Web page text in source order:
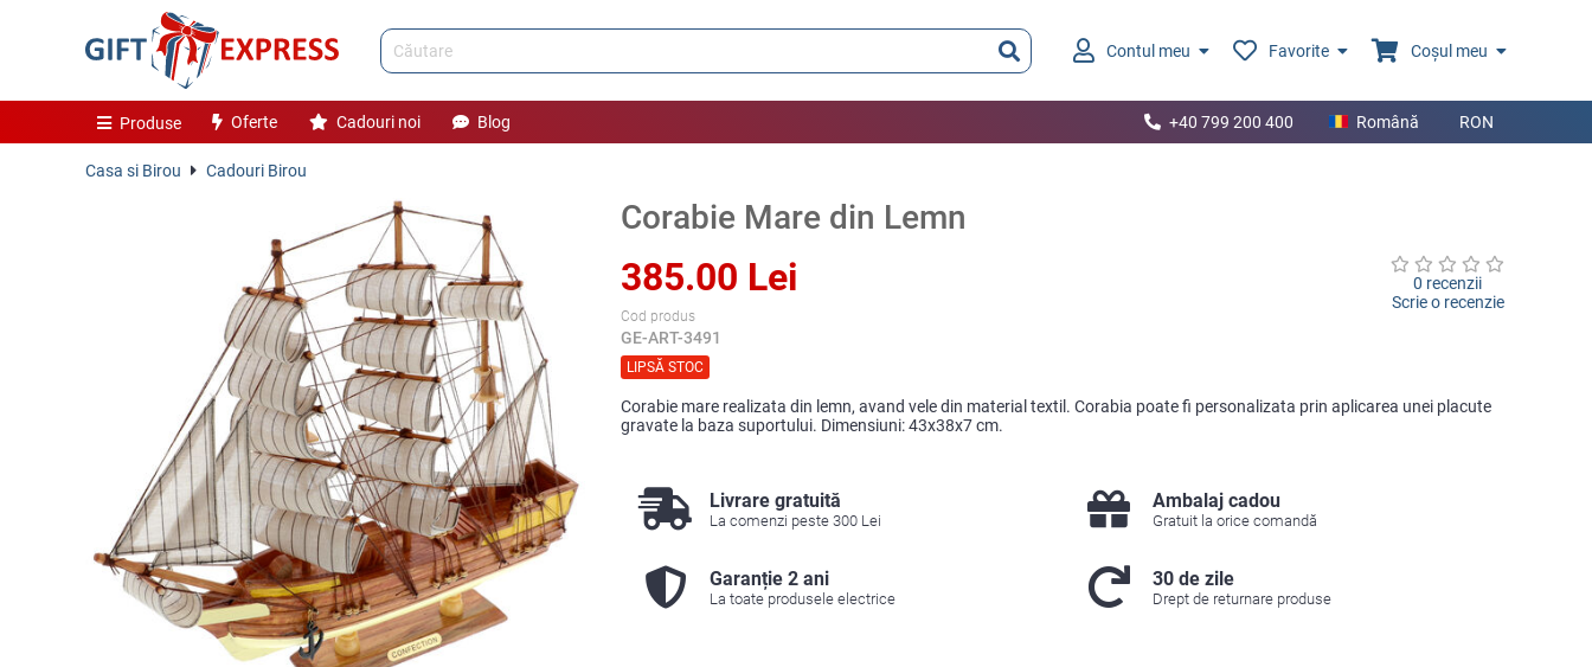
Contul meu Favorite Coșul meu
Produse Oferte Cadouri noi Blog +40 799 200 400 Română RON
Casa si Birou Cadouri Birou
Corabie Mare din Lemn
385.00 Lei
Cod produs
GE-ART-3491
LIPSĂ STOC
0 recenzii
Scrie o recenzie
Corabie mare realizata din lemn, avand vele din material textil. Corabia poate fi personalizata prin aplicarea unei placute
gravate la baza suportului. Dimensiuni: 43x38x7 cm.
Livrare gratuită
La comenzi peste 300 Lei
Ambalaj cadou
Gratuit la orice comandă
Garanție 2 ani
La toate produsele electrice
30 de zile
Drept de returnare produse